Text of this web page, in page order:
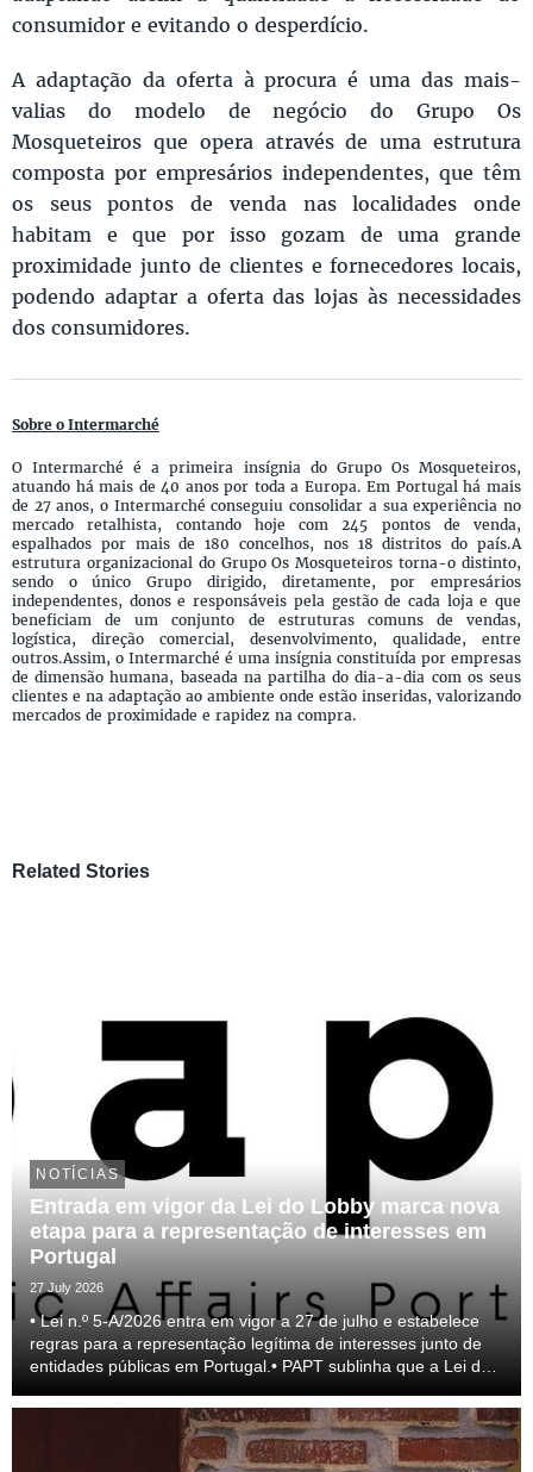
consumidor e evitando o desperdício.
A adaptação da oferta à procura é uma das mais-
valias do modelo de negócio do Grupo Os
Mosqueteiros que opera através de uma estrutura
composta por empresários independentes, que têm
os seus pontos de venda nas localidades onde
habitam e que por isso gozam de uma grande
proximidade junto de clientes e fornecedores locais,
podendo adaptar a oferta das lojas às necessidades
dos consumidores.
Sobre o Intermarché
O Intermarché é a primeira insígnia do Grupo Os Mosqueteiros,
atuando há mais de 40 anos por toda a Europa. Em Portugal há mais
de 27 anos, o Intermarché conseguiu consolidar a sua experiência no
mercado retalhista, contando hoje com 245 pontos de venda,
espalhados por mais de 180 concelhos, nos 18 distritos do país.A
estrutura organizacional do Grupo Os Mosqueteiros torna-o distinto,
sendo o único Grupo dirigido, diretamente, por empresários
independentes, donos e responsáveis pela gestão de cada loja e que
beneficiam de um conjunto de estruturas comuns de vendas,
logística, direção comercial, desenvolvimento, qualidade, entre
outros.Assim, o Intermarché é uma insígnia constituída por empresas
de dimensão humana, baseada na partilha do dia-a-dia com os seus
clientes e na adaptação ao ambiente onde estão inseridas, valorizando
mercados de proximidade e rapidez na compra.
Related Stories
NOTÍCIAS
Entrada em vigor da Lei do Lobby marca nova
etapa para a representação de interesses em
Portugal
27 July 2026
• Lei n.º 5-A/2026 entra em vigor a 27 de julho e estabelece
regras para a representação legítima de interesses junto de
entidades públicas em Portugal.• PAPT sublinha que a Lei do
do setor e para a transparên...